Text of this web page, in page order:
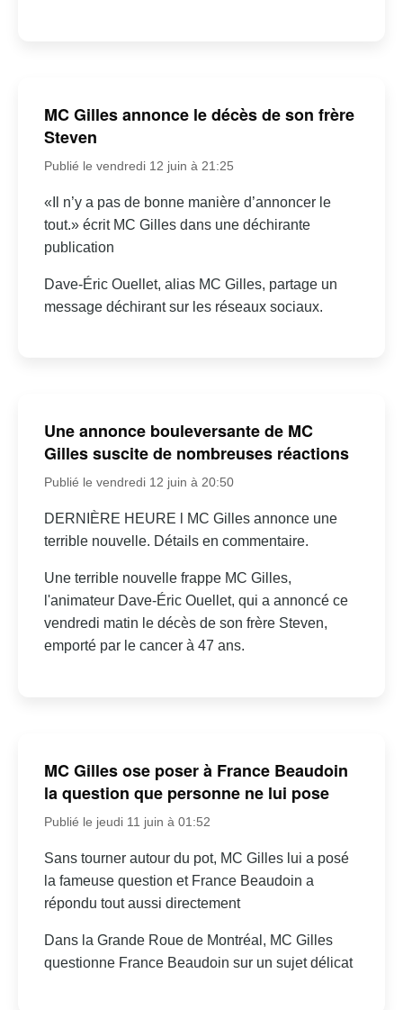
MC Gilles annonce le décès de son frère
Steven
Publié le vendredi 12 juin à 21:25
«Il n’y a pas de bonne manière d’annoncer le
tout.» écrit MC Gilles dans une déchirante
publication
Dave-Éric Ouellet, alias MC Gilles, partage un
message déchirant sur les réseaux sociaux.
Une annonce bouleversante de MC
Gilles suscite de nombreuses réactions
Publié le vendredi 12 juin à 20:50
DERNIÈRE HEURE l MC Gilles annonce une
terrible nouvelle. Détails en commentaire.
Une terrible nouvelle frappe MC Gilles,
l'animateur Dave-Éric Ouellet, qui a annoncé ce
vendredi matin le décès de son frère Steven,
emporté par le cancer à 47 ans.
MC Gilles ose poser à France Beaudoin
la question que personne ne lui pose
Publié le jeudi 11 juin à 01:52
Sans tourner autour du pot, MC Gilles lui a posé
la fameuse question et France Beaudoin a
répondu tout aussi directement
Dans la Grande Roue de Montréal, MC Gilles
questionne France Beaudoin sur un sujet délicat